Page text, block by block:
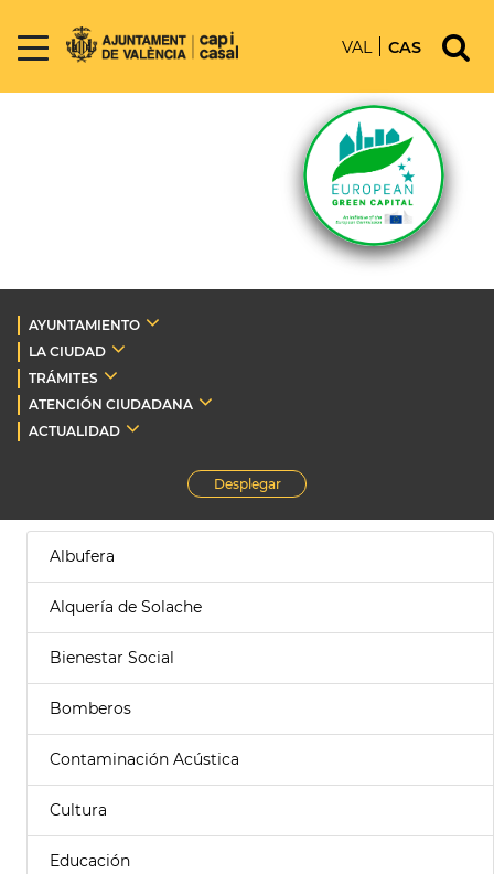
VAL CAS
AYUNTAMIENTO
LA CIUDAD
TRÁMITES
ATENCIÓN CIUDADANA
ACTUALIDAD
Desplegar
Albufera
Alquería de Solache
Bienestar Social
Bomberos
Contaminación Acústica
Cultura
Educación